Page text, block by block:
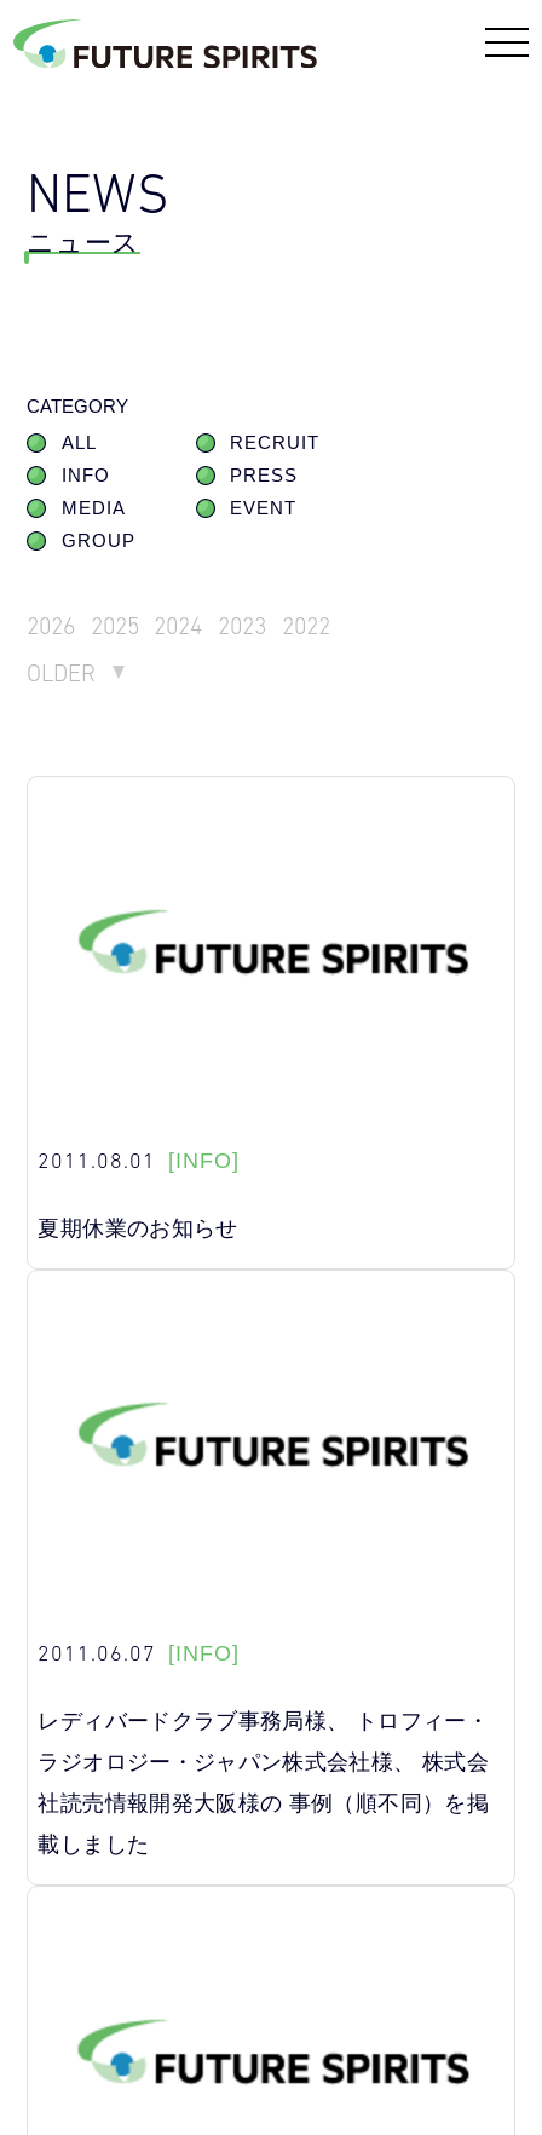
NEWS
ニュース
CATEGORY
ALL
RECRUIT
INFO
PRESS
MEDIA
EVENT
GROUP
2026 2025 2024 2023
2022
OLDER
2011.08.01 [INFO]
夏期休業のお知らせ
2011.06.07 [INFO]
レディバードクラブ事務局様、 トロフィー・
ラジオロジー・ジャパン株式会社様、 株式会
社読売情報開発大阪様の 事例（順不同）を掲
載しました